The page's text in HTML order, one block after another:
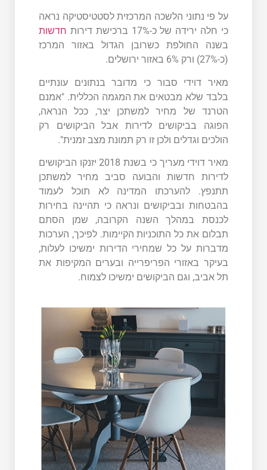
על פי נתוני הלשכה המרכזית לסטטיסטיקה נראה
כי חלה ירידה של כ-17% ברכישת דירות
חדשות
בשנה החולפת כשרובן הגדול באזור המרכז
(כ-27%) ורק 6% באזור ירושלים.
מאיר דוידי סבור כי מדובר בנתונים עונתיים
בלבד שלא מבטאים את המגמה הכללית. "אמנם
הטרנד של מחיר למשתכן יצר, ככל הנראה,
הפוגה בביקושים לדירות אבל הביקושים רק
הולכים וגדלים ולכן זו רק תמונת מצב זמנית".
מאיר דוידי מעריך כי בשנת 2018 יזנקו הביקושים
לדירות חדשות והבועה סביב מחיר למשתכן
תתנפץ. להערכתו המדינה לא תוכל לעמוד
בהבטחות ובביקושים ונראה כי תהיינה בחירות
לכנסת במהלך השנה הקרובה, שמן הסתם
תבלום את כל התוכניות הקיימות. לפיכך, הערכות
מדברות על כל שמחירי הדירות ימשיכו לעלות,
בעיקר באזורי הפריפרייה ובערים המקיפות את
תל אביב, וגם הביקושים ימשיכו לצמוח.